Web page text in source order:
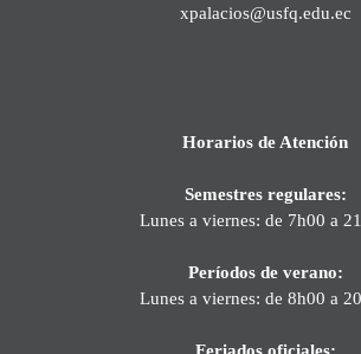
xpalacios@usfq.edu.ec
Horarios de Atención
Semestres regulares:
Lunes a viernes: de 7h00 a
Períodos de verano:
Lunes a viernes: de 8h00 a
Feriados oficiales: